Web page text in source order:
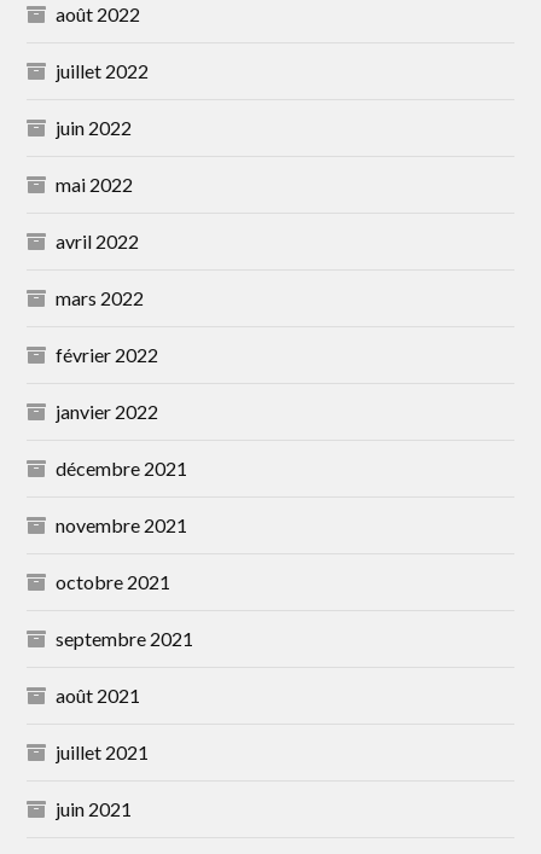
août 2022
juillet 2022
juin 2022
mai 2022
avril 2022
mars 2022
février 2022
janvier 2022
décembre 2021
novembre 2021
octobre 2021
septembre 2021
août 2021
juillet 2021
juin 2021